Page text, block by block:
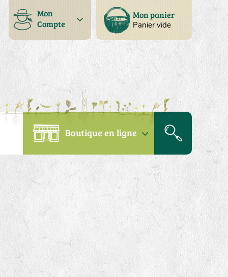
Mon panier
Panier vide
Mon
Compte
Boutique en ligne